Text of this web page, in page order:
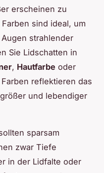
erscheinen zu
sind ideal, um
strahlender
Sie Lidschatten in
, Hautfarbe oder
reflektieren das
und lebendiger
sparsam
zwar Tiefe
in der Lidfalte oder